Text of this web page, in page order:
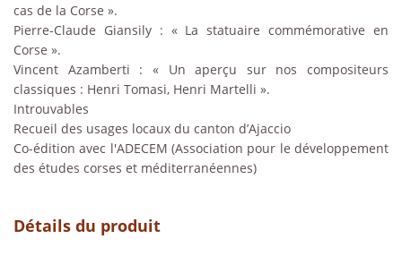
cas de la Corse ».
Pierre-Claude Giansily : « La statuaire commémorative en
Corse ».
Vincent Azamberti : « Un aperçu sur nos compositeurs
classiques : Henri Tomasi, Henri Martelli ».
Introuvables
Recueil des usages locaux du canton d’Ajaccio
Co-édition avec l'ADECEM (Association pour le développement
des études corses et méditerranéennes)
Détails du produit